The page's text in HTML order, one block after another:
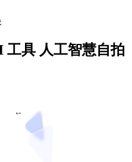
工具 人工智慧自拍